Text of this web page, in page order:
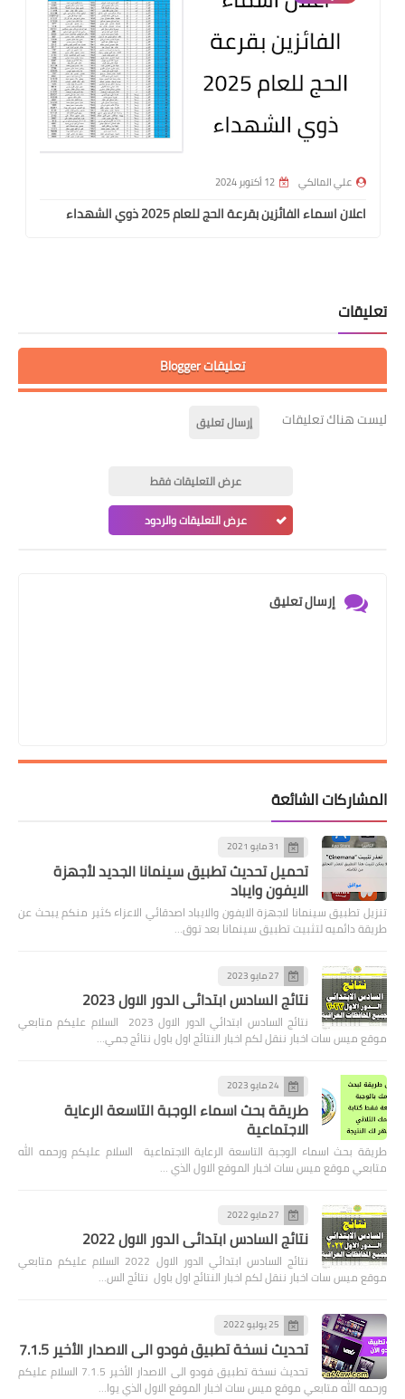
علي المالكي 12 أكتوبر 2024
اعلان اسماء الفائزين بقرعة الحج للعام 2025 ذوي الشهداء
تعليقات
تعليقات Blogger
ليست هناك تعليقات إرسال تعليق
عرض التعليقات فقط
عرض التعليقات والردود
إرسال تعليق
المشاركات الشائعة
31 مايو 2021
تحميل تحديث تطبيق سينمانا الجديد لأجهزة
الايفون وايباد
تنزيل تطبيق سينمانا لاجهزة الايفون والايباد اصدقائي الاعزاء كثير منكم يبحث عن
طريقة دائميه لتثبيت تطبيق سينمانا بعد توق…
27 مايو 2023
نتائج السادس ابتدائي الدور الاول 2023
نتائج السادس ابتدائي الدور الاول 2023 السلام عليكم متابعي
موقع ميس سات اخبار ننقل لكم اخبار النتائج اول باول نتائج جمي…
24 مايو 2023
طريقة بحث اسماء الوجبة التاسعة الرعاية
الاجتماعية
طريقة بحث اسماء الوجبة التاسعة الرعاية الاجتماعية السلام عليكم ورحمه الله
متابعي موقع ميس سات اخبار الموقع الاول الذي …
27 مايو 2022
نتائج السادس ابتدائي الدور الاول 2022
نتائج السادس ابتدائي الدور الاول 2022 السلام عليكم متابعي
موقع ميس سات اخبار ننقل لكم اخبار النتائج اول باول نتائج الس…
25 يوليو 2022
تحديث نسخة تطبيق فودو الى الاصدار الأخير 7.1.5
تحديث نسخة تطبيق فودو الى الاصدار الأخير 7.1.5 السلام عليكم
ورحمه الله متابعي موقع ميس سات اخبار الموقع الاول الذي يوا…